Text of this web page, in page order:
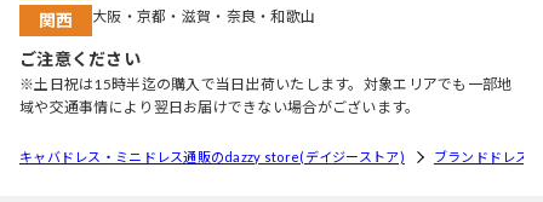
関西 大阪・京都・滋賀・奈良・和歌山
ご注意ください
※土日祝は15時半迄の購入で当日出荷いたします。対象エリアでも一部地
域や交通事情により翌日お届けできない場合がございます。
キャバドレス・ミニドレス通販のdazzy store(デイジーストア) ブランドドレス